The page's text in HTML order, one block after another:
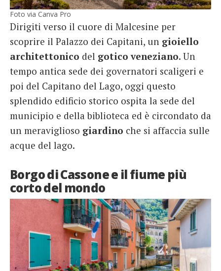
Foto via Canva Pro
Dirigiti verso il cuore di Malcesine per
scoprire il Palazzo dei Capitani, un gioiello
architettonico del gotico veneziano. Un
tempo antica sede dei governatori scaligeri e
poi del Capitano del Lago, oggi questo
splendido edificio storico ospita la sede del
municipio e della biblioteca ed è circondato da
un meraviglioso giardino che si affaccia sulle
acque del lago.
Borgo di Cassone e il fiume più
corto del mondo